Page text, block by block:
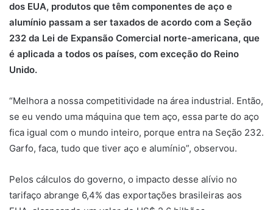
dos EUA, produtos que têm componentes de aço e
alumínio passam a ser taxados de acordo com a Seção
232 da Lei de Expansão Comercial norte-americana, que
é aplicada a todos os países, com exceção do Reino
Unido.
“Melhora a nossa competitividade na área industrial. Então,
se eu vendo uma máquina que tem aço, essa parte do aço
fica igual com o mundo inteiro, porque entra na Seção 232.
Garfo, faca, tudo que tiver aço e alumínio”, observou.
Pelos cálculos do governo, o impacto desse alívio no
tarifaço abrange 6,4% das exportações brasileiras aos